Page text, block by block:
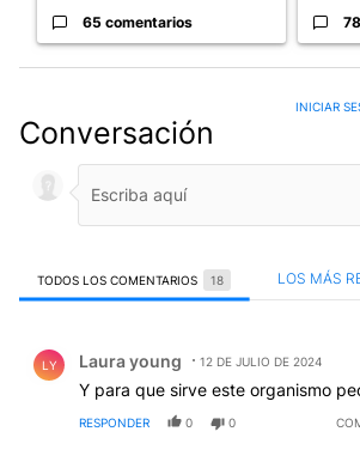
65 comentarios
Conversación
INICIAR
TODOS LOS COMENTARIOS 18 LOS MÁS
LY Laura young 12 DE JULIO DE 2024
Y para que sirve este organismo
RESPONDER 0 0